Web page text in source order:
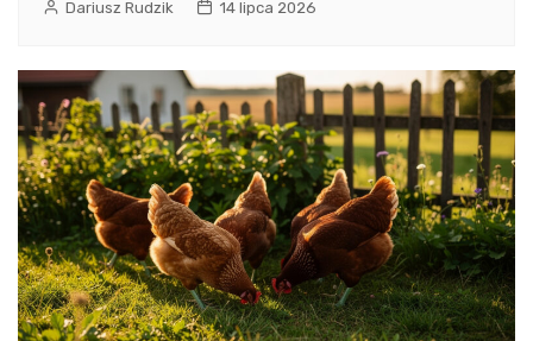
Dariusz Rudzik 14 lipca 2026